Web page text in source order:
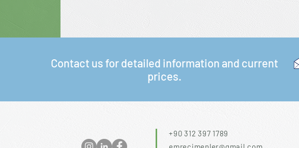
Contact us for detailed information and current
prices.
+90 312 397 1789